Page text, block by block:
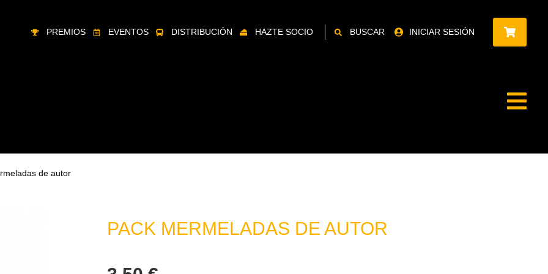
PREMIOS EVENTOS DISTRIBUCIÓN HAZTE SOCIO BUSCAR INICIAR SESIÓN
de autor
PACK MERMELADAS DE AUTOR